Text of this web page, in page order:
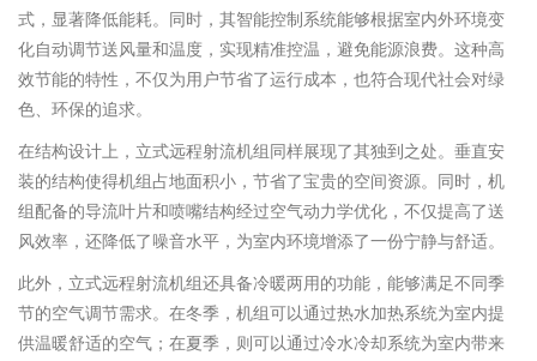
式，显著降低能耗。同时，其智能控制系统能够根据室内外环境变
化自动调节送风量和温度，实现精准控温，避免能源浪费。这种高
效节能的特性，不仅为用户节省了运行成本，也符合现代社会对绿
色、环保的追求。
在结构设计上，立式远程射流机组同样展现了其独到之处。垂直安
装的结构使得机组占地面积小，节省了宝贵的空间资源。同时，机
组配备的导流叶片和喷嘴结构经过空气动力学优化，不仅提高了送
风效率，还降低了噪音水平，为室内环境增添了一份宁静与舒适。
此外，立式远程射流机组还具备冷暖两用的功能，能够满足不同季
节的空气调节需求。在冬季，机组可以通过热水加热系统为室内提
供温暖舒适的空气；在夏季，则可以通过冷水冷却系统为室内带来